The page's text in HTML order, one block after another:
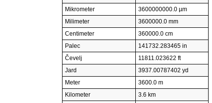
Mikrometer
3600000000.0 µm
Milimeter
3600000.0 mm
Centimeter
360000.0 cm
Palec
141732.283465 in
Čevelj
11811.023622 ft
Jard
3937.00787402 yd
Meter
3600.0 m
Kilometer
3.6 km